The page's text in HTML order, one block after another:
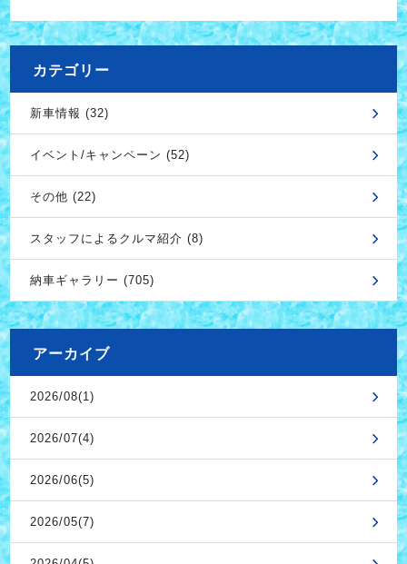
カテゴリー
新車情報 (32)
イベント/キャンペーン (52)
その他 (22)
スタッフによるクルマ紹介 (8)
納車ギャラリー (705)
アーカイブ
2026/08(1)
2026/07(4)
2026/06(5)
2026/05(7)